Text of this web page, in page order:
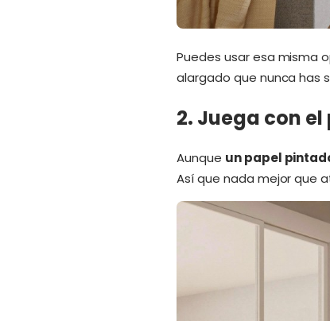
Puedes usar esa misma
alargado que nunca has
2. Juega con
Aunque un papel
Así que nada mejor que